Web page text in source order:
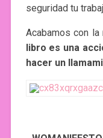
seguridad tu
Acabamos con
libro es una
hacer un